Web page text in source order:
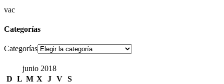
vac
Categorías
Categorías
junio 2018
D L M X J V S